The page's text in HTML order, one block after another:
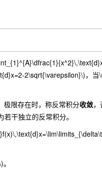
2\sqrt{\varepsilon}\)，
极限存在时，称反常积分收敛
干独立的反常积分。